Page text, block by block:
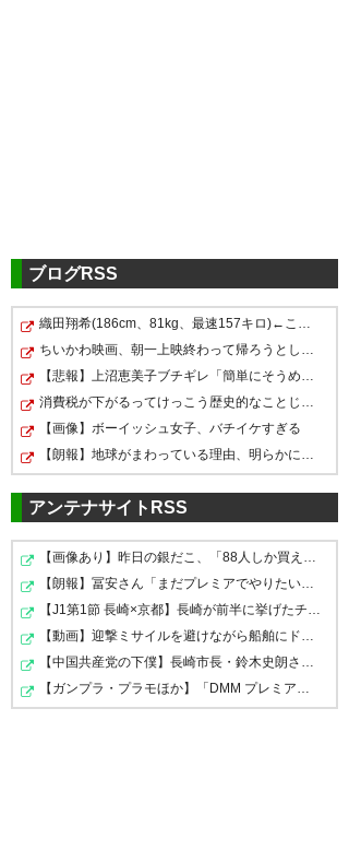
— ヒロカズ♎️@金沢⚽️ツエサポ
(hirokazu77ygob)2019, 7月 31
うおおおおおおおおおおお！！
サンガ土壇場で同点！！！！マ
ジかやったあ！
— ken (kenkenshosho)2019, 7
月 31
追いつける力を持つまでになっ
た事をプラスに！ #京都サンガ
首位撃破！までもう少しやった
んにもったいない… #zweigen
— jaco (Atler1607) 2019, 7月
31
キタ〜〜 勝ちたかったなぁ 金沢
さんはダメージ残りますな
#sanga
— SHIMU (RYOSYOPAPA)2019,
7月 31
厳しい試合やったけど、よく引
き分けた！ 小屋松ありがとう！
次のホームは必勝で！ さー、明
日は金沢を楽しむ。 #京都サン
ガ #小屋松知哉
https://t.co/2JFS0EJHO8
— たむ (tAmU_hiDe)2019, 7月
31
柳下監督も汗だく💦 #ツエーゲ
ブログRSS
織田翔希(186cm、81kg、最速157キロ)←こいつをドラ１で指…
ちいかわ映画、朝一上映終わって帰ろうとしたら、おそら…
【悲報】上沼恵美子ブチギレ「簡単にそうめん作れ言うけ…
消費税が下がるってけっこう歴史的なことじゃね？
【画像】ボーイッシュ女子、バチイケすぎる
【朗報】地球がまわっている理由、明らかになる
アンテナサイトRSS
【画像あり】昨日の銀だこ、「88人しか買えない88円」に…
【朗報】冨安さん「まだプレミアでやりたいっす」パレス…
【J1第1節 長崎×京都】長崎が前半に挙げたチアゴサンタナ…
【動画】迎撃ミサイルを避けながら船舶にドローンを突撃…
【中国共産党の下僕】長崎市長・鈴木史朗さん 平和祈念…
【ガンプラ・プラモほか】「DMM プレミアホビー商品抽選…